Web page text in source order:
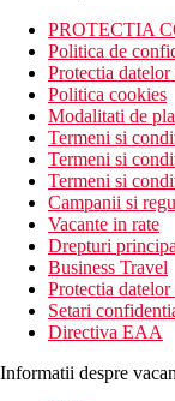
PROTECTIA
Politica de
Protectia datelor
Politica cookies
Modalitati de
Termeni si
Termeni si
Termeni si
Campanii si
Vacante in rate
Drepturi
Business Travel
Protectia
Setari
Directiva EAA
Informatii despre